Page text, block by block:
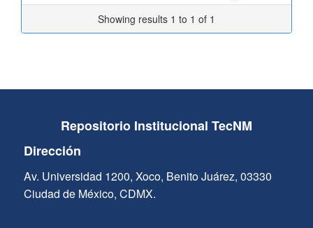
Showing results 1 to 1 of 1
Repositorio Institucional TecNM
Dirección
Av. Universidad 1200, Xoco, Benito Juárez, 03330
Ciudad de México, CDMX.